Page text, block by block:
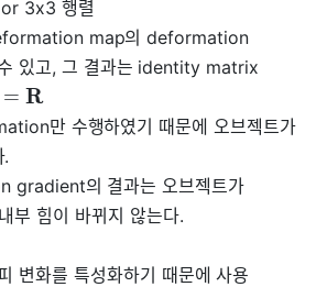
3x3 행렬
map의 deformation
있고, 그 결과는 identity matrix
= R
만 수행하였기 때문에 오브젝트가
gradient의 결과는 오브젝트가
부 힘이 바뀌지 않는다.
변화를 특성화하기 때문에 사용